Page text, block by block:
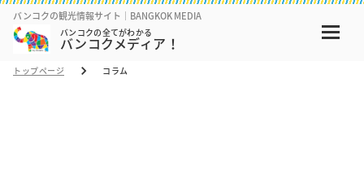
バンコクの観光情報サイト｜BANGKOK MEDIA
バンコクの全てがわかる
バンコクメディア！
トップページ コラム